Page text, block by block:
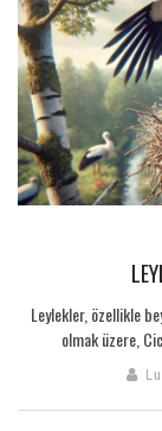
Leylekler, özellikle
olmak üzere,